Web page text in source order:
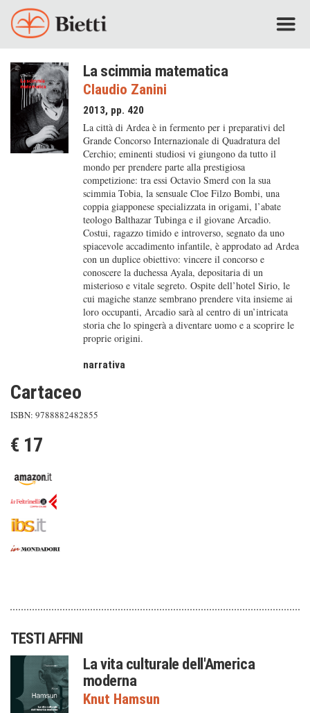
La scimmia matematica
Claudio Zanini
2013, pp. 420
La città di Ardea è in fermento per i preparativi del
Grande Concorso Internazionale di Quadratura del
Cerchio; eminenti studiosi vi giungono da tutto il
mondo per prendere parte alla prestigiosa
competizione: tra essi Octavio Smerd con la sua
scimmia Tobia, la sensuale Cloe Filzo Bombi, una
coppia giapponese specializzata in origami, l’abate
teologo Balthazar Tubinga e il giovane Arcadio.
Costui, ragazzo timido e introverso, segnato da uno
spiacevole accadimento infantile, è approdato ad Ardea
con un duplice obiettivo: vincere il concorso e
conoscere la duchessa Ayala, depositaria di un
misterioso e vitale segreto. Ospite dell’hotel Sirio, le
cui magiche stanze sembrano prendere vita insieme ai
loro occupanti, Arcadio sarà al centro di un’intricata
storia che lo spingerà a diventare uomo e a scoprire le
proprie origini.
narrativa
Cartaceo
ISBN: 9788882482855
€ 17
TESTI AFFINI
La vita culturale dell'America
moderna
Knut Hamsun